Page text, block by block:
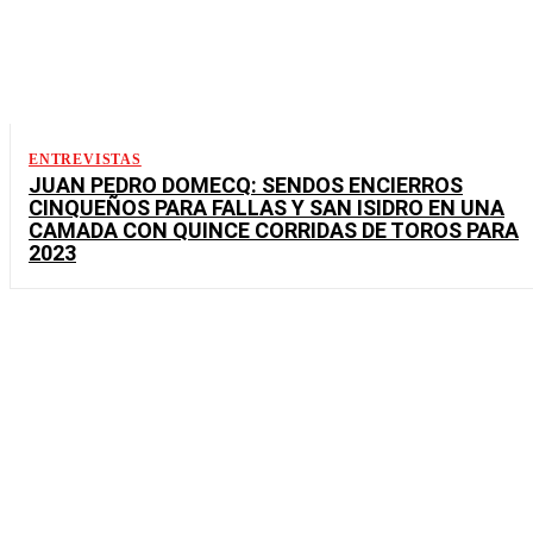
ENTREVISTAS
JUAN PEDRO DOMECQ: SENDOS ENCIERROS
CINQUEÑOS PARA FALLAS Y SAN ISIDRO EN UNA
CAMADA CON QUINCE CORRIDAS DE TOROS PARA
2023